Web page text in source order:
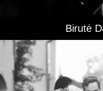
Birutė